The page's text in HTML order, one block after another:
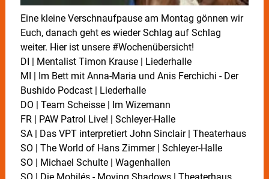
Eine kleine Verschnaufpause am Montag gönnen wir
Euch, danach geht es wieder Schlag auf Schlag
weiter. Hier ist unsere #Wochenübersicht!
DI | Mentalist Timon Krause | Liederhalle
MI | Im Bett mit Anna-Maria und Anis Ferchichi - Der
Bushido Podcast | Liederhalle
DO | Team Scheisse | Im Wizemann
FR | PAW Patrol Live! | Schleyer-Halle
SA | Das VPT interpretiert John Sinclair | Theaterhaus
SO | The World of Hans Zimmer | Schleyer-Halle
SO | Michael Schulte | Wagenhallen